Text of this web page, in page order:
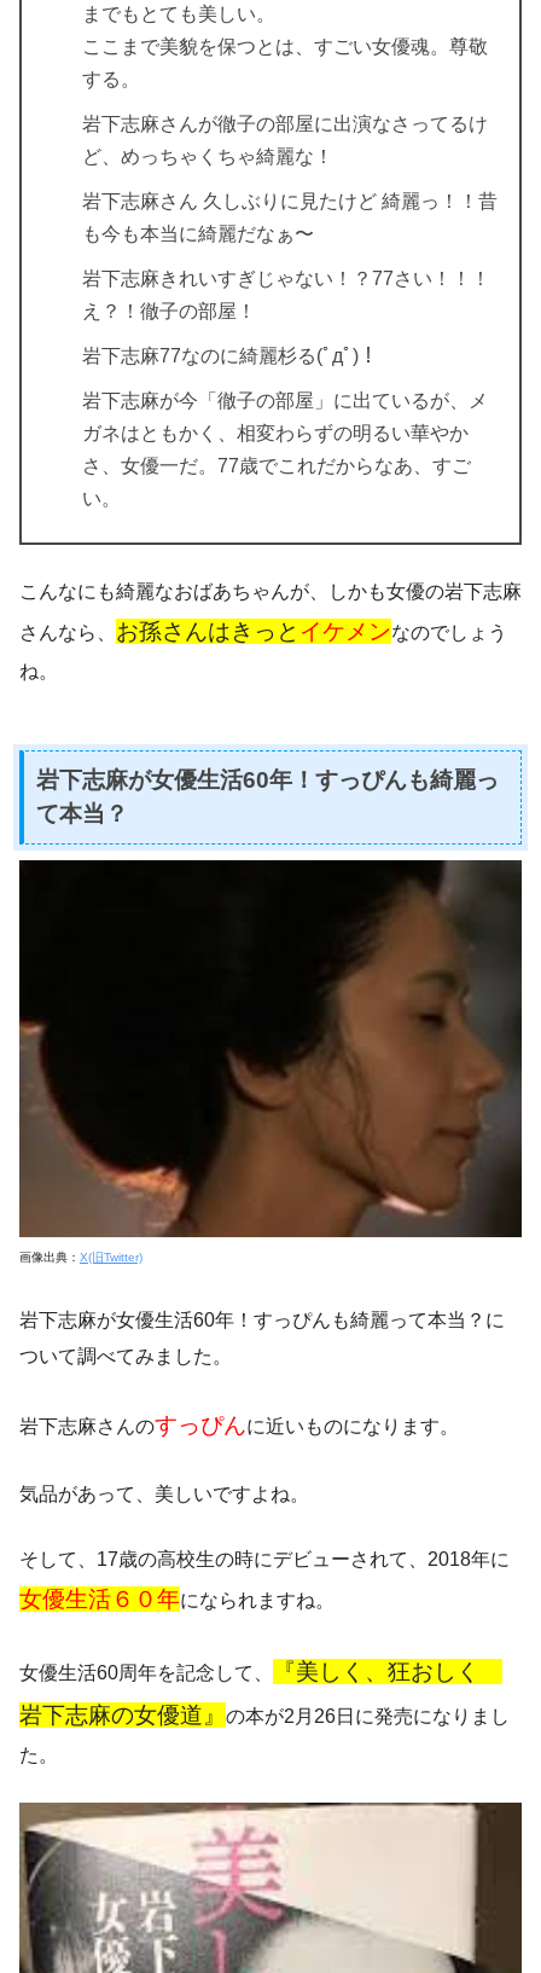
までもとても美しい。
ここまで美貌を保つとは、すごい女優魂。尊敬
する。
岩下志麻さんが徹子の部屋に出演なさってるけ
ど、めっちゃくちゃ綺麗な！
岩下志麻さん 久しぶりに見たけど 綺麗っ！！昔
も今も本当に綺麗だなぁ〜
岩下志麻きれいすぎじゃない！？77さい！！！
え？！徹子の部屋！
岩下志麻77なのに綺麗杉る(ﾟдﾟ)！
岩下志麻が今「徹子の部屋」に出ているが、メ
ガネはともかく、相変わらずの明るい華やか
さ、女優一だ。77歳でこれだからなあ、すご
い。
こんなにも綺麗なおばあちゃんが、しかも女優の岩下志麻
さんなら、 お孫さんはきっと イケメンなのでしょう
ね。
岩下志麻が女優生活60年！すっぴんも綺麗っ
て本当？
画像出典： X(旧Twitter)
岩下志麻が女優生活60年！すっぴんも綺麗って本当？ に
ついて調べてみました。
岩下志麻さんのすっぴんに近いものになります。
気品があって、美しいですよね。
そして、 17歳の高校生の時にデビューされて、2018年に
女優生活６０年になられますね。
女優生活60周年を記念して、
『美しく、狂おしく
岩下志麻の女優道』
の本が2月26日に発売になりまし
た。